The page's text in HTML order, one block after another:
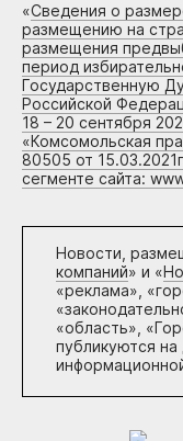
«Сведения о
размещению на
размещения
период
Государственную
Российской
18 – 20 сентября
«Комсомольская
80505 от
сегменте сайта:
Новости,
компаний» и «
«реклама»,
«область»,
публикуются